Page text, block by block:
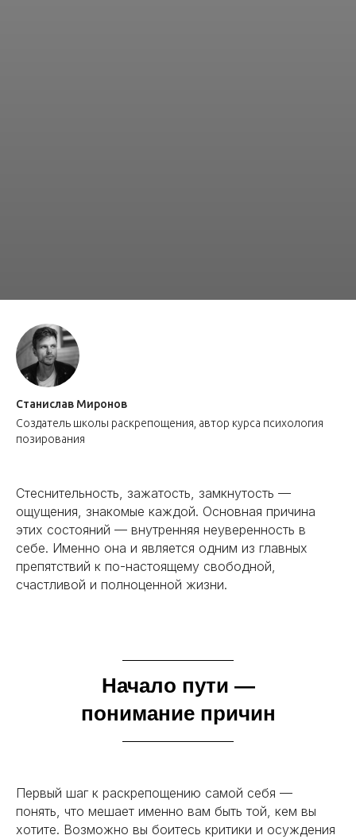
Станислав Миронов
Создатель школы раскрепощения, автор курса психология
позирования
Стеснительность, зажатость, замкнутость —
ощущения, знакомые каждой. Основная причина
этих состояний — внутренняя неуверенность в
себе. Именно она и является одним из главных
препятствий к по-настоящему свободной,
счастливой и полноценной жизни.
Начало пути —
понимание причин
Первый шаг к раскрепощению самой себя —
понять, что мешает именно вам быть той, кем вы
хотите. Возможно вы боитесь критики и осуждения